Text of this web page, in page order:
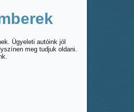
Ügyeleti autóink jól
meg tudjuk oldani.